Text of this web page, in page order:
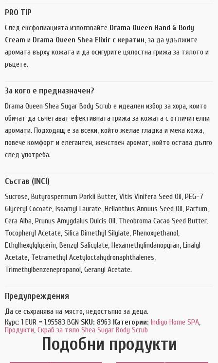
PRO TIP
След ексфолиацията използвайте Drama Queen Hand & Body
Cream и Drama Queen Shea Elixir с кератин, за да удължите
аромата върху кожата и да осигурите цялостна грижа за тялото и
ръцете.
За кого е предназначен?
Drama Queen Shea Sugar Body Scrub е идеален избор за хора, които
обичат да съчетават ефективната грижа за кожата с отличителни
аромати. Подходящ е за всеки, който желае гладка и мека кожа,
повече комфорт и елегантен, женствен аромат, който остава дълго
след употреба.
Състав (INCI)
Sucrose, Butyrospermum Parkii Butter, Vitis Vinifera Seed Oil, PEG-7
Glyceryl Cocoate, Isoamyl Laurate, Helianthus Annuus Seed Oil, Parfum,
Cera Alba, Prunus Amygdalus Dulcis Oil, Theobroma Cacao Seed Butter,
Tocopheryl Acetate, Silica Dimethyl Silylate, Phenoxyethanol,
Ethylhexylglycerin, Benzyl Salicylate, Hexamethylindanopyran, Linalyl
Acetate, Tetramethyl Acetyloctahydronaphthalenes,
Trimethylbenzenepropanol, Geranyl Acetate.
Предупреждения
Да се съхранява на място, недостъпно за деца.
Курс: 1 EUR = 1.95583 BGN SKU: 8963 Категории: Indigo Home SPA,
Продукти, Скраб за тяло Shea Sugar Body Scrub
Подобни продукти